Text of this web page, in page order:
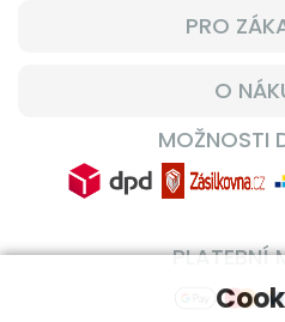
PRO
O
MOŽNOSTI
PLATEBNÍ